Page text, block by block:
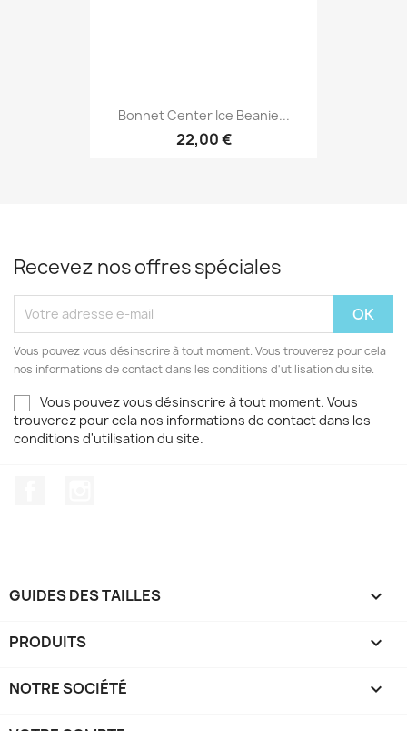
Bonnet Center Ice Beanie...
22,00 €
Recevez nos offres spéciales
Vous pouvez vous désinscrire à tout moment. Vous trouverez pour cela
nos informations de contact dans les conditions d'utilisation du site.
Vous pouvez vous désinscrire à tout moment. Vous
trouverez pour cela nos informations de contact dans les
conditions d'utilisation du site.
GUIDES DES TAILLES 
PRODUITS 
NOTRE SOCIÉTÉ 